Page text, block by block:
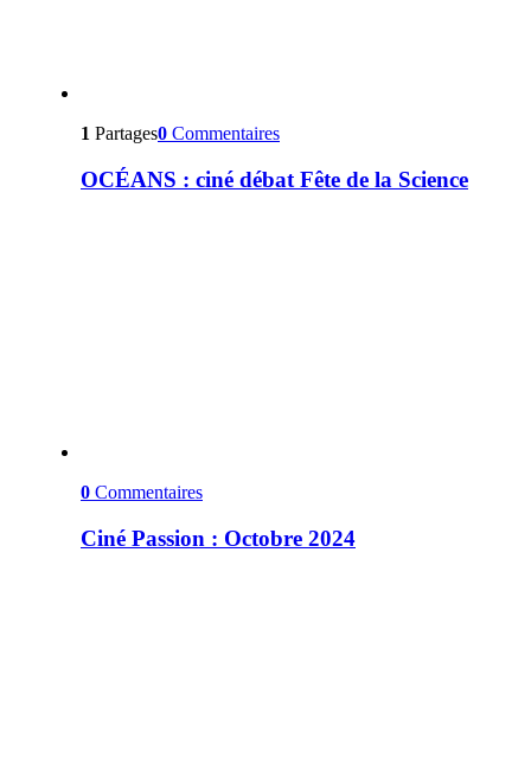
1 Partages0 Commentaires
OCÉANS : ciné débat Fête de la Science
0 Commentaires
Ciné Passion : Octobre 2024